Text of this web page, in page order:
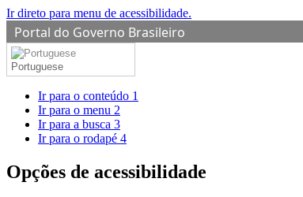
Ir direto para menu de acessibilidade.
Portal do Governo Brasileiro
Portuguese
Ir para o conteúdo 1
Ir para o menu 2
Ir para a busca 3
Ir para o rodapé 4
Opções de acessibilidade